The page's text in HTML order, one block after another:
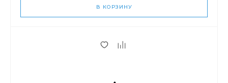
В КОРЗИНУ